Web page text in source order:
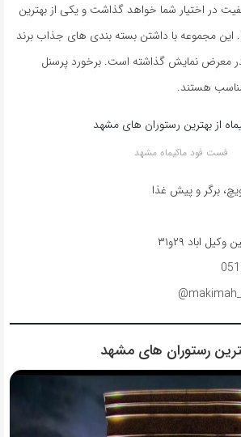
در اختیار شما خواهد گذاشت و یکی از بهترین
مجموعه با داشتن بسته بندی های جذاب برند
در معرض نمایش گذاشته است. برخورد پرسنل
هستند.
فست فود ماکیماه مشهد
برگر و پیش غذا
اباد ۲۹و۳۱
رستوران های مشهد